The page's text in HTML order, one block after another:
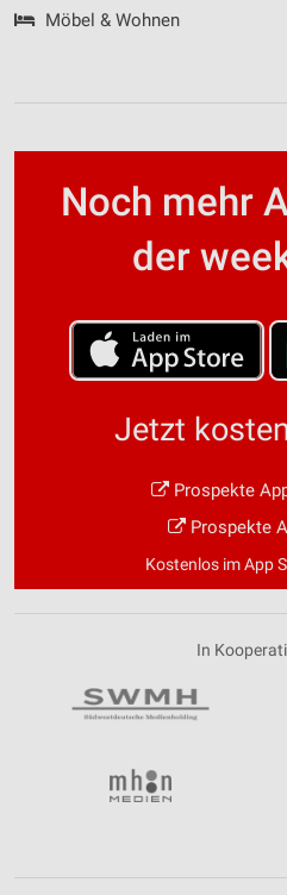
Möbel & Wohnen
Noch mehr
der
Jetzt
Prospekte
Prospekte
Kostenlos im App
In